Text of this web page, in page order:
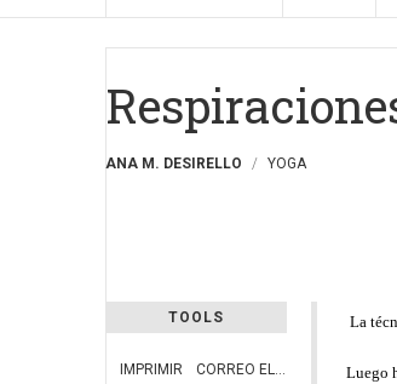
ANA M. DESIRELLO YOGA
TOOLS
IMPRIMIR CORREO ELECTRÓNICO
La
Luego